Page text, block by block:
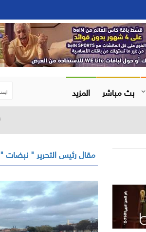
بث مباشر المزيد
مقال رئيس التحرير " نبضات "